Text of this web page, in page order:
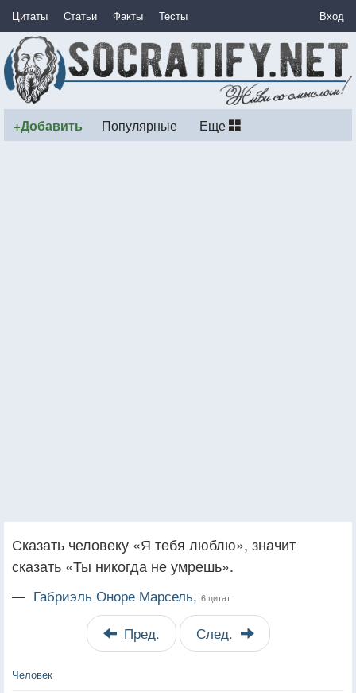
Цитаты Статьи Факты Тесты Вход
+Добавить Популярные Еще
Сказать человеку «Я тебя люблю», значит
сказать «Ты никогда не умрешь».
— Габриэль Оноре Марсель, 6 цитат
Пред. След.
Человек